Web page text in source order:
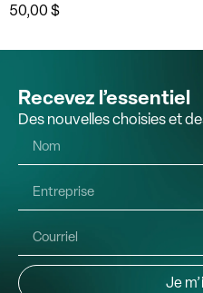
50,00$
Recevez l’essentiel
Des nouvelles choisies et
Je